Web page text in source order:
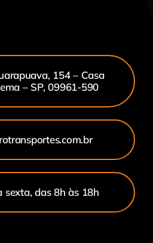
154 – Casa
– SP, 09961-590
sexta, das 8h às 18h